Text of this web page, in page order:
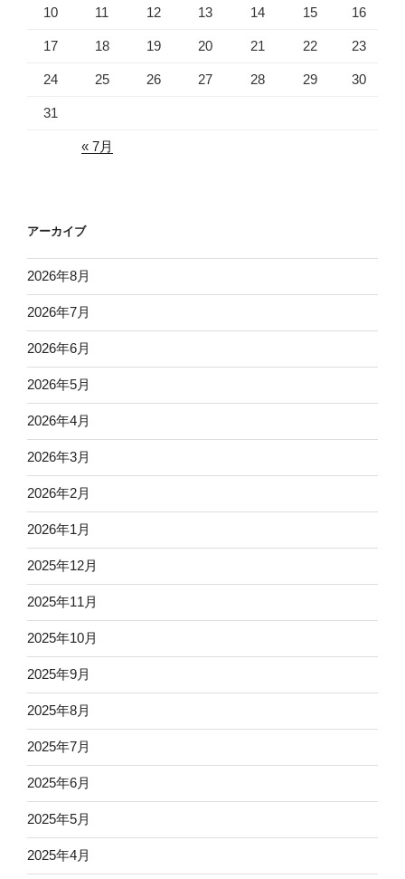
10 11 12 13 14 15 16
17 18 19 20 21 22 23
24 25 26 27 28 29 30
31
« 7月
アーカイブ
2026年8月
2026年7月
2026年6月
2026年5月
2026年4月
2026年3月
2026年2月
2026年1月
2025年12月
2025年11月
2025年10月
2025年9月
2025年8月
2025年7月
2025年6月
2025年5月
2025年4月